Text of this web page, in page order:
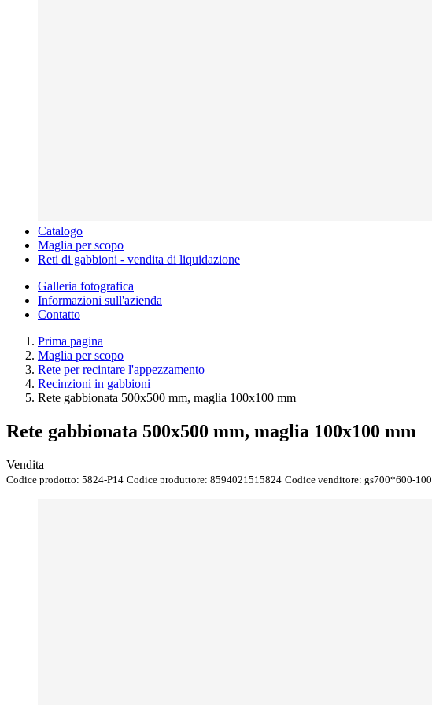
Catalogo
Maglia per scopo
Reti di gabbioni - vendita di liquidazione
Galleria fotografica
Informazioni sull'azienda
Contatto
Prima pagina
Maglia per scopo
Rete per recintare l'appezzamento
Recinzioni in gabbioni
Rete gabbionata 500x500 mm, maglia 100x100 mm
Rete gabbionata 500x500 mm, maglia 100x100 mm
Vendita
Codice prodotto: 5824-P14 Codice produttore: 8594021515824 Codice venditore: gs700*600-100